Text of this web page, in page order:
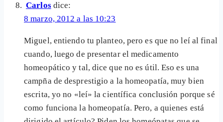
Carlos dice:
8 marzo, 2012 a las 10:23
Miguel, entiendo tu planteo, pero es que no leí al final
cuando, luego de presentar el medicamento
homeopático y tal, dice que no es útil. Eso es una
campña de desprestigio a la homeopatía, muy bien
escrita, yo no «leí» la científica conclusión porque sé
como funciona la homeopatía. Pero, a quienes está